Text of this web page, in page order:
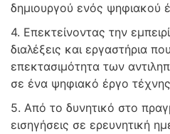
δημιουργού ενός ψηφιακού
4. Επεκτείνοντας την
διαλέξεις και εργαστήρια
επεκτασιμότητα των
σε ένα ψηφιακό έργο
5. Από το δυνητικό στο
εισηγήσεις σε ερευνητική